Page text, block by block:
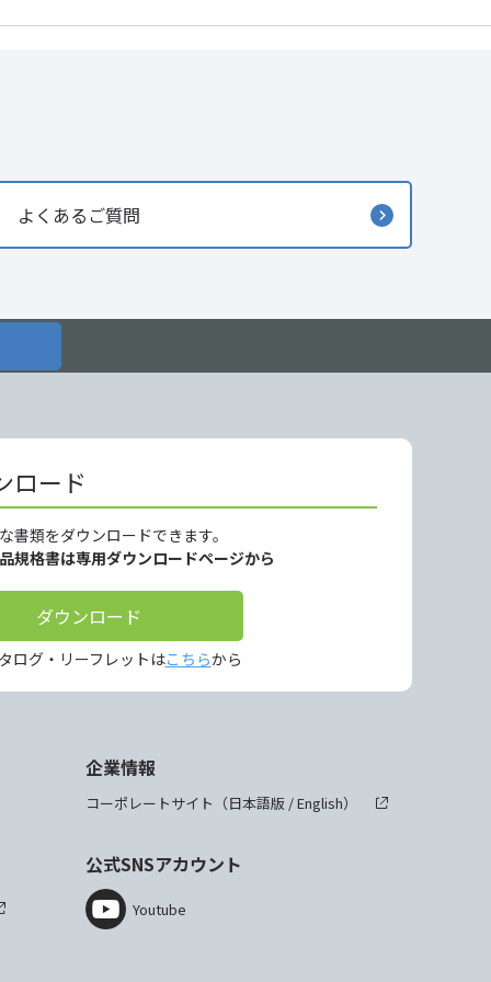
よくあるご質問
ロード
書類をダウンロードできます。
規格書は専用ダウンロードページから
ダウンロード
ログ・リーフレットはこちらから
企業情報
コーポレートサイト（日本語版 /English）
公式SNSアカウント
Youtube